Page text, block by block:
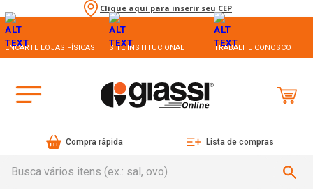
Clique aqui para inserir seu CEP
ENCARTE LOJAS FÍSICAS SITE INSTITUCIONAL TRABALHE CONOSCO
Compra rápida Lista de compras